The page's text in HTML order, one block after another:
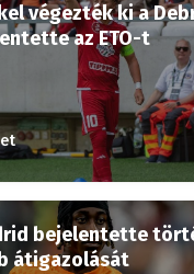
végezték ki a
az ETO-t
bejelentette
átigazolását